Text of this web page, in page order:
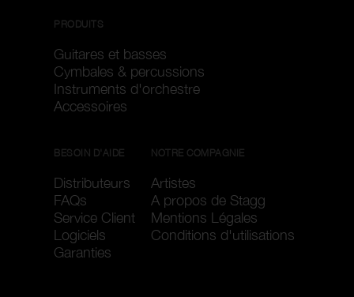
PRODUITS
Guitares et basses
Cymbales & percussions
Instruments d'orchestre
Accessoires
BESOIN D'AIDE
Distributeurs
FAQs
Service Client
Logiciels
Garanties
NOTRE COMPAGNIE
Artistes
A propos de Stagg
Mentions Légales
Conditions d'utilisations